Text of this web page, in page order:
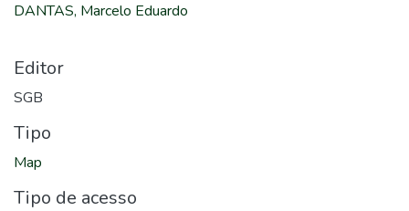
DANTAS, Marcelo Eduardo
Editor
SGB
Tipo
Map
Tipo de acesso